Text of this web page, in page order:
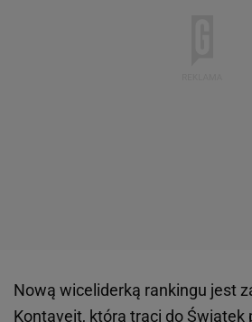
Nową wiceliderką rankingu jest
Kontaveit, która traci do Świątek